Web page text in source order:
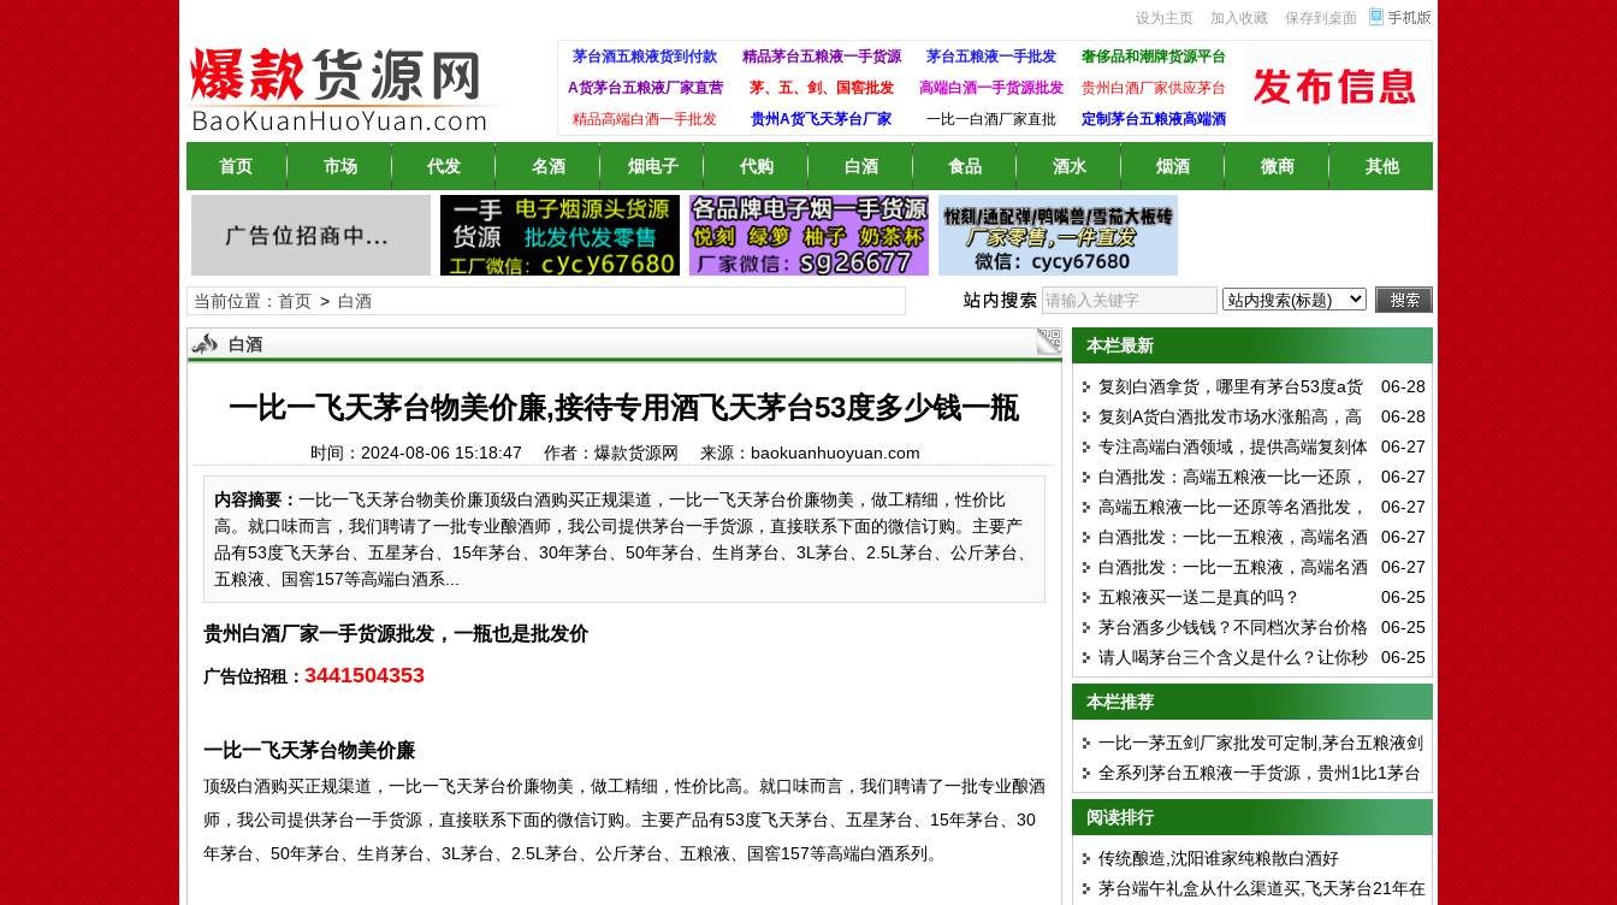
设为主页 加入收藏 保存到桌面
茅台酒五粮液货到付款 精品茅台五粮液一手货源 茅台五粮液一手批发
奢侈品和潮牌货源平台
A货茅台五粮液厂家直营
茅、五、剑、国窖批发 高端白酒一手货源批发
贵州白酒厂家供应茅台
精品高端白酒一手批发
贵州A货飞天茅台厂家 一比一白酒厂家直批 定制茅台五粮液高端酒
首页 市场 代发 名酒 烟电子 代购 白酒 食品 酒水 烟酒 微商 其他
当前位置： 首页> 白酒
白酒
一比一飞天茅台物美价廉,接待专用酒飞天茅台53度多少钱一瓶
时间：2024-08-06 15:18:47 作者：爆款货源网 来源：baokuanhuoyuan.com
内容摘要： 一比一飞天茅台物美价廉顶级白酒购买正规渠道，一比一飞天茅台价廉物美，做工精细，性价比
高。就口味而言，我们聘请了一批专业酿酒师，我公司提供茅台一手货源，直接联系下面的微信订购。主要产
品有53度飞天茅台、五星茅台、15年茅台、30年茅台、50年茅台、生肖茅台、3L茅台、2.5L茅台、公斤茅台、
五粮液、国窖157等高端白酒系...
贵州白酒厂家一手货源批发，一瓶也是批发价
广告位招租： 3441504353
一比一飞天茅台物美价廉
顶级白酒购买正规渠道，一比一飞天茅台价廉物美，做工精细，性价比高。就口味而言，我们聘请了一批专业酿酒
师，我公司提供茅台一手货源，直接联系下面的微信订购。主要产品有53度飞天茅台、五星茅台、15年茅台、30
年茅台、50年茅台、生肖茅台、3L茅台、2.5L茅台、公斤茅台、五粮液、国窖157等高端白酒系列。
本栏最新
06-28
复刻白酒拿货，哪里有茅台53度a货
批发？
06-28
复刻A货白酒批发市场水涨船高，高
品质一比一茅台酒成抢手货
06-27
专注高端白酒领域，提供高端复刻体
验
06-27
白酒批发：高端五粮液一比一还原，
名酒货源首选
06-27
高端五粮液一比一还原等名酒批发，
一手货源！
06-27
白酒批发：一比一五粮液，高端名酒
源头直供
06-27
白酒批发：一比一五粮液，高端名酒
货源
06-25
五粮液买一送二是真的吗？
06-25
茅台酒多少钱钱？不同档次茅台价格
及收藏价值
06-25
请人喝茅台三个含义是什么？让你秒
懂人情世故
本栏推荐
一比一茅五剑厂家批发可定制,茅台五粮液剑
南春国窖一手货源
全系列茅台五粮液一手货源，贵州1比1茅台
酒批发厂家货源
阅读排行
传统酿造,沈阳谁家纯粮散白酒好
茅台端午礼盒从什么渠道买,飞天茅台21年在